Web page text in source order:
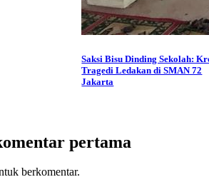
Saksi Bisu Dinding Sekolah:
Tragedi Ledakan di SMAN 72
Jakarta
pertama
berkomentar.